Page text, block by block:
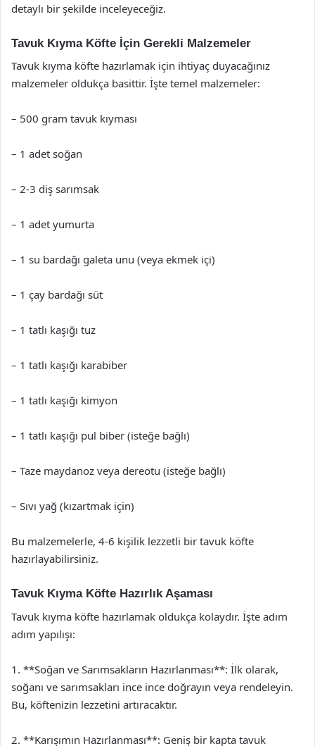
detaylı bir şekilde inceleyeceğiz.
Tavuk Kıyma Köfte İçin Gerekli Malzemeler
Tavuk kıyma köfte hazırlamak için ihtiyaç duyacağınız
malzemeler oldukça basittir. İşte temel malzemeler:
– 500 gram tavuk kıyması
– 1 adet soğan
– 2-3 diş sarımsak
– 1 adet yumurta
– 1 su bardağı galeta unu (veya ekmek içi)
– 1 çay bardağı süt
– 1 tatlı kaşığı tuz
– 1 tatlı kaşığı karabiber
– 1 tatlı kaşığı kimyon
– 1 tatlı kaşığı pul biber (isteğe bağlı)
– Taze maydanoz veya dereotu (isteğe bağlı)
– Sıvı yağ (kızartmak için)
Bu malzemelerle, 4-6 kişilik lezzetli bir tavuk köfte
hazırlayabilirsiniz.
Tavuk Kıyma Köfte Hazırlık Aşaması
Tavuk kıyma köfte hazırlamak oldukça kolaydır. İşte adım
adım yapılışı:
1. **Soğan ve Sarımsakların Hazırlanması**: İlk olarak,
soğanı ve sarımsakları ince ince doğrayın veya rendeleyin.
Bu, köftenizin lezzetini artıracaktır.
2. **Karışımın Hazırlanması**: Geniş bir kapta tavuk